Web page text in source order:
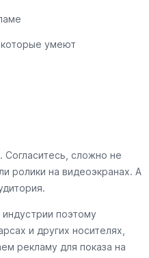
умеют
Согласитесь, сложно не
ролики на видеоэкранах. А
поэтому
и других носителях,
рекламу для показа на